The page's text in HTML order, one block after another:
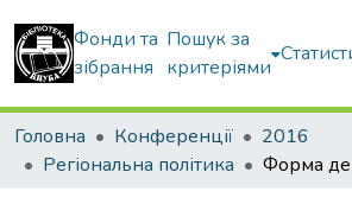
Фонди та
зібрання
Пошук за
критеріями
Головна Конференції
2016
Регіональна політика